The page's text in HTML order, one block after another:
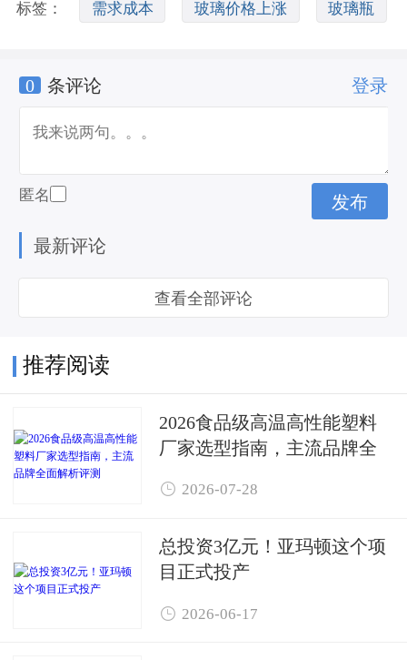
标签： 需求成本 玻璃价格上涨 玻璃瓶
0 条评论 登录
匿名
最新评论
查看全部评论
推荐阅读
2026食品级高温高性能塑料
厂家选型指南，主流品牌全
 2026-07-28
总投资3亿元！亚玛顿这个项
目正式投产
 2026-06-17